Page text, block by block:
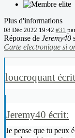
Plus d'informations
08 Déc 2022 19:42 #31
Réponse de Jeremy40
Carte electronique si
loucroquant
Jeremy40 écrit:
Je pense que tu peux